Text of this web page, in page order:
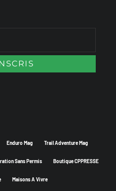
Enduro Mag Trail Adventure Mag
Sans Permis Boutique CPPRESSE
Maisons A Vivre